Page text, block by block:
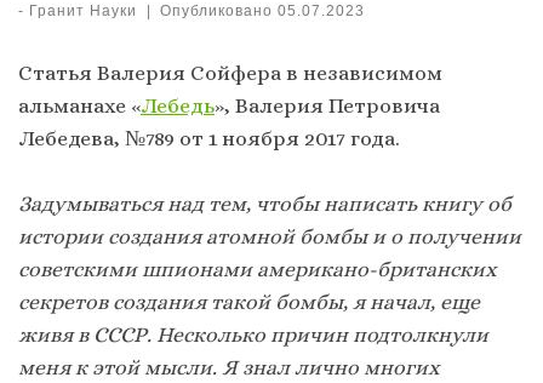
- Гранит Науки | Опубликовано05.07.2023
Статья Валерия Сойфера в независимом
альманахе «Лебедь», Валерия Петровича
Лебедева, №789 от 1 ноября 2017 года.
Задумываться над тем, чтобы написать книгу об
истории создания атомной бомбы и о получении
советскими шпионами американо-британских
секретов создания такой бомбы, я начал, еще
живя в СССР. Несколько причин подтолкнули
меня к этой мысли. Я знал лично многих